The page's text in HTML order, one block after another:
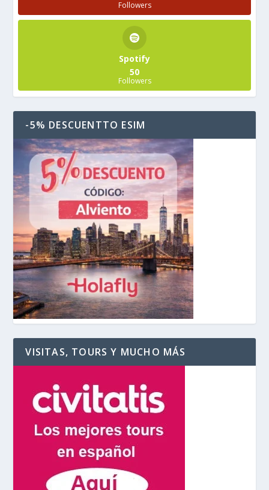
Followers
Spotify
50
Followers
-5% DESCUENTTO ESIM
VISITAS, TOURS Y MUCHO MÁS